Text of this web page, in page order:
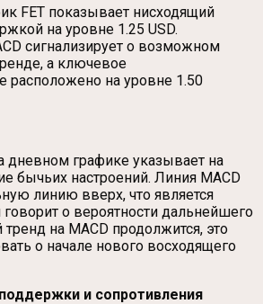
FET показывает нисходящий
на уровне 1.25 USD.
сигнализирует о возможном
а ключевое
расположено на уровне 1.50
дневном графике указывает на
бычьих настроений. Линия MACD
линию вверх, что является
о вероятности дальнейшего
тренд на MACD продолжится, это
о начале нового восходящего
и сопротивления